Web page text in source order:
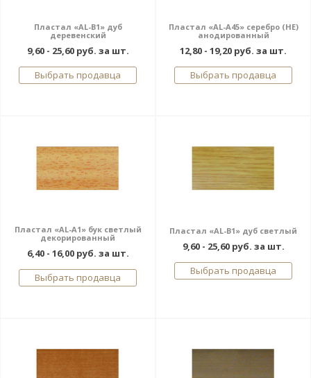
Пластал «AL-B1» дуб
деревенский
9,60 - 25,60 руб. за шт.
Выбрать продавца
Пластал «AL-A45» серебро (НЕ)
анодированный
12,80 - 19,20 руб. за шт.
Выбрать продавца
Пластал «AL-A1» бук светлый
декорированный
6,40 - 16,00 руб. за шт.
Выбрать продавца
Пластал «AL-В1» дуб светлый
9,60 - 25,60 руб. за шт.
Выбрать продавца